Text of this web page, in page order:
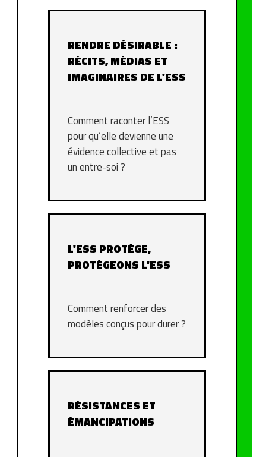
RENDRE DÉSIRABLE :
RÉCITS, MÉDIAS ET
IMAGINAIRES DE L'ESS
Comment raconter l’ESS
pour qu’elle devienne une
évidence collective et pas
un entre-soi ?
L'ESS PROTÈGE,
PROTÉGEONS L'ESS
Comment renforcer des
modèles conçus pour durer ?
RÉSISTANCES ET
ÉMANCIPATIONS